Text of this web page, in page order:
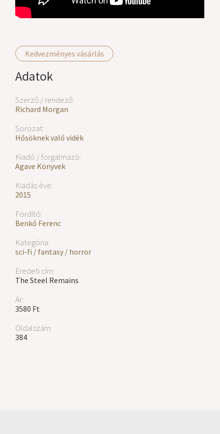
Kedvezményes vásárlás
Adatok
Szerző / rendező:
Richard Morgan
Sorozat:
Hősöknek való vidék
Kiadó / forgalmazó:
Agave Könyvek
Kiadás éve:
2015
Fordító:
Benkő Ferenc
Kategória:
sci-fi / fantasy / horror
Eredeti cím:
The Steel Remains
Ár:
3580 Ft
Oldalszám:
384